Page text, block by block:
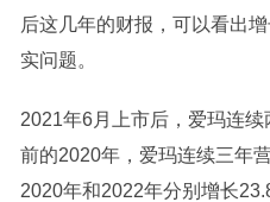
后这几年的财报，可以看出
实问题。
2021年6月上市后，爱玛连
前的2020年，爱玛连续三年
2020年和2022年分别增长